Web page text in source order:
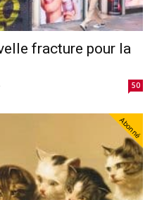
fracture pour la
50
Abonné